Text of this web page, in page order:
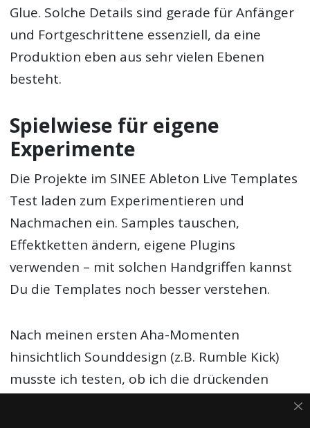
Glue. Solche Details sind gerade für Anfänger
und Fortgeschrittene essenziell, da eine
Produktion eben aus sehr vielen Ebenen
besteht.
Spielwiese für eigene
Experimente
Die Projekte im SINEE Ableton Live Templates
Test laden zum Experimentieren und
Nachmachen ein. Samples tauschen,
Effektketten ändern, eigene Plugins
verwenden – mit solchen Handgriffen kannst
Du die Templates noch besser verstehen.
Nach meinen ersten Aha-Momenten
hinsichtlich Sounddesign (z.B. Rumble Kick)
musste ich testen, ob ich die drückenden